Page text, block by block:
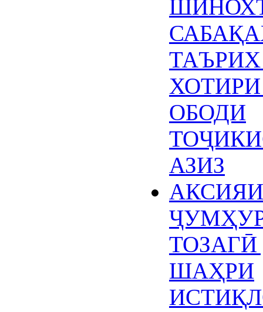
ОБОДИ
АЗИЗ
АКСИЯИ
ТОЗАГӢ
ШАҲРИ